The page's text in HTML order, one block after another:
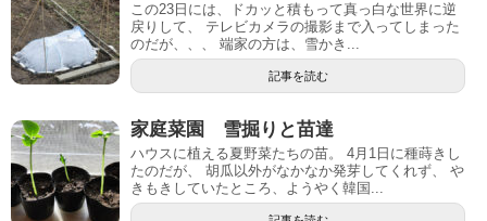
この23日には、ドカッと積もって真っ白な世界に逆
戻りして、 テレビカメラの撮影まで入ってしまった
のだが、、、 端家の方は、雪かき...
記事を読む
家庭菜園 雪掘りと苗達
ハウスに植える夏野菜たちの苗。 4月1日に種蒔きし
たのだが、 胡瓜以外がなかなか発芽してくれず、 や
きもきしていたところ、ようやく韓国...